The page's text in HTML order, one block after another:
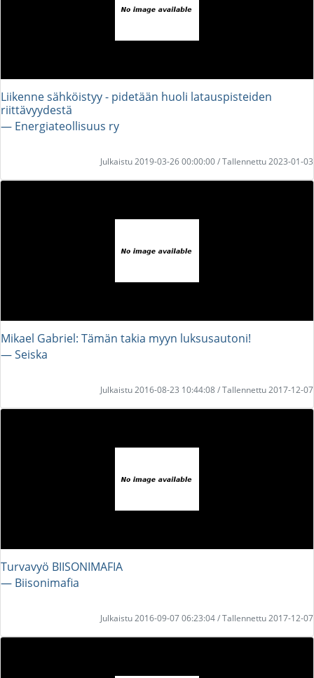
Liikenne sähköistyy - pidetään huoli latauspisteiden
riittävyydestä
― Energiateollisuus ry
Julkaistu 2019-03-26 00:00:00 / Tallennettu 2023-01-03
Mikael Gabriel: Tämän takia myyn luksusautoni!
― Seiska
Julkaistu 2016-08-23 10:44:08 / Tallennettu 2017-12-07
Turvavyö BIISONIMAFIA
― Biisonimafia
Julkaistu 2016-09-07 06:23:04 / Tallennettu 2017-12-07